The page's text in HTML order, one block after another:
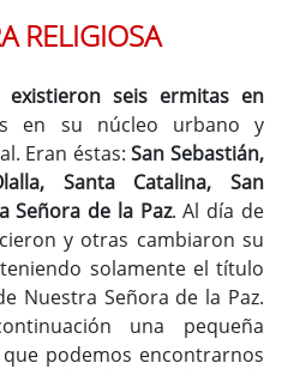
RELIGIOSA
seis ermitas en
en su núcleo urbano y
Eran éstas:San Sebastián,
Santa Catalina, San
Señora de la Paz. Al día de
y otras cambiaron su
solamente el título
Nuestra Señora de la Paz.
una pequeña
podemos encontrarnos